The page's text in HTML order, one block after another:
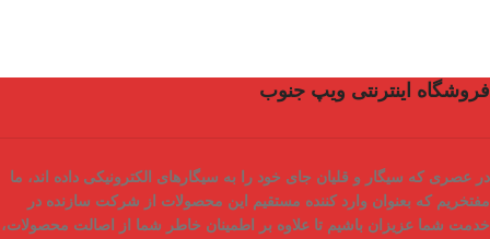
فروشگاه اینترنتی ویپ جنوب
در عصری که سیگار و قلیان جای خود را به سیگارهای الکترونیکی داده اند، ما
مفتخریم که بعنوان وارد کننده مستقیم
این محصولات از شرکت سازنده در
خدمت شما عزیزان باشیم تا علاوه بر اطمینان خاطر شما از
اصالت محصولات،